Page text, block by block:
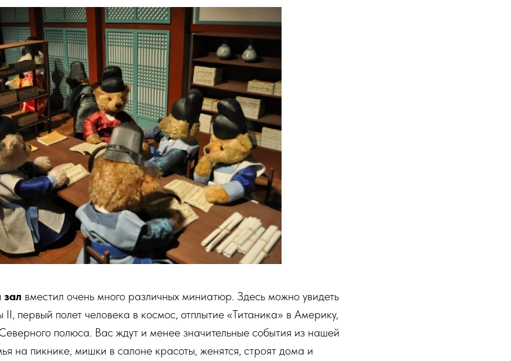
вместил очень много различных миниатюр. Здесь можно увидеть
первый полет человека в космос, отплытие «Титаника» в Америку,
полюса. Вас ждут и менее значительные события из нашей
на пикнике, мишки в салоне красоты, женятся, строят дома и